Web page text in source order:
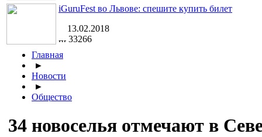
iGuruFest во Львове: спешите купить билет
13.02.2018
33266
Главная
►
Новости
►
Общество
34 новоселья отмечают в